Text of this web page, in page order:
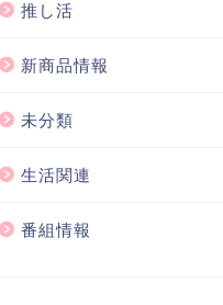
推し活
新商品情報
未分類
生活関連
番組情報